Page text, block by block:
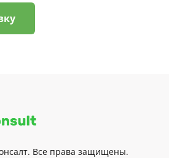
Все права защищены.